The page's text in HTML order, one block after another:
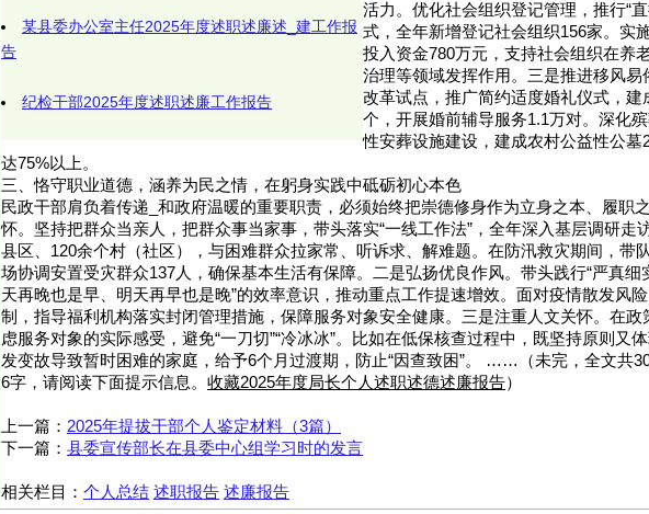
某县委办公室主任2025年度述职述廉述_建工作报
告
纪检干部2025年度述职述廉工作报告
活力。优化社会组织登记管理，推行“
式，全年新增登记社会组织156家。实
投入资金780万元，支持社会组织在养
治理等领域发挥作用。三是推进移风易
改革试点，推广简约适度婚礼仪式，建
个，开展婚前辅导服务1.1万对。深化
性安葬设施建设，建成农村公益性公墓
达75%以上。
三、恪守职业道德，涵养为民之情，在躬身实践中砥砺初心本色
民政干部肩负着传递_和政府温暖的重要职责，必须始终把崇德修身作为立身之本、履职
怀。坚持把群众当亲人，把群众事当家事，带头落实“一线工作法”，全年深入基层调研走
县区、120余个村（社区），与困难群众拉家常、听诉求、解难题。在防汛救灾期间，带
场协调安置受灾群众137人，确保基本生活有保障。二是弘扬优良作风。带头践行“严真细
天再晚也是早、明天再早也是晚”的效率意识，推动重点工作提速增效。面对疫情散发风
制，指导福利机构落实封闭管理措施，保障服务对象安全健康。三是注重人文关怀。在政
虑服务对象的实际感受，避免“一刀切”“冷冰冰”。比如在低保核查过程中，既坚持原则又
发变故导致暂时困难的家庭，给予6个月过渡期，防止“因查致困”。 ……（未完，全文共
6字，请阅读下面提示信息。 收藏2025年度局长个人述职述德述廉报告）
上一篇： 2025年提拔干部个人鉴定材料（3篇）
下一篇： 县委宣传部长在县委中心组学习时的发言
相关栏目： 个人总结 述职报告 述廉报告